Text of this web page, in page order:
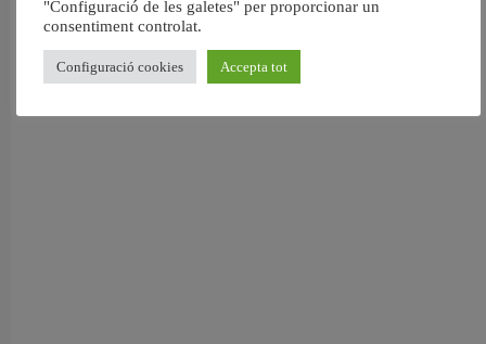
"Configuració de les galetes" per proporcionar un
consentiment controlat.
Configuració cookies Accepta tot